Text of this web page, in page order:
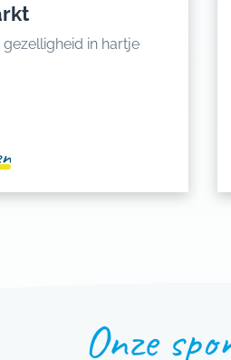
gezelligheid in hartje
Onze